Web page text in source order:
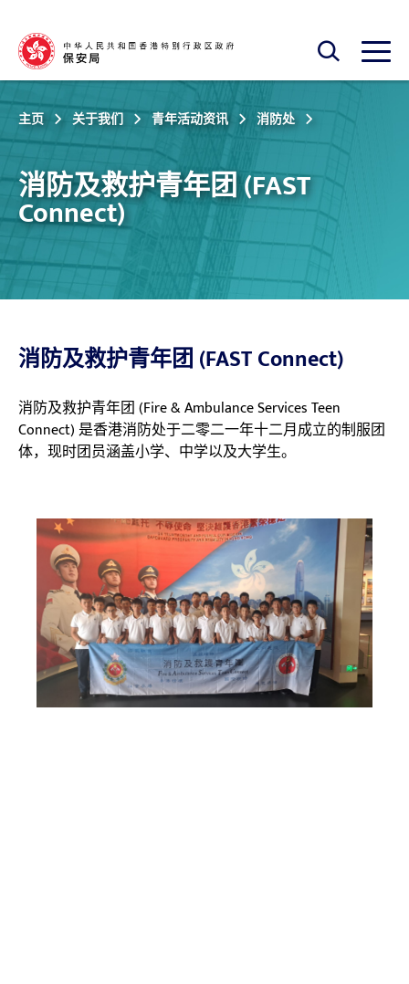
开启搜寻框
开启
主页 关于我们 青年活动资讯 消防处
消防及救护青年团 (FAST
Connect)
消防及救护青年团 (FAST Connect)
消防及救护青年团 (Fire & Ambulance Services Teen
Connect) 是香港消防处于二零二一年十二月成立的制服团
体，现时团员涵盖小学、中学以及大学生。